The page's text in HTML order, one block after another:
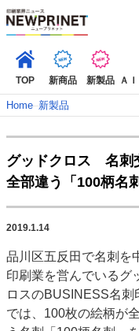
TOP 新商品 新製品 Ａ
TOP
新着記事 特
インタビュー
コレ
SDGs・地域
ポストプレス
市場・統計
人事・移転・
特集記事カテゴリー一覧
Home–新製品
グッドクロス 名刺
全部違う「100柄名
2019.1.14
品川区五反田で名刺を
印刷業を営んでいるグ
ロスのBUSINESS名刺
では、100枚の絵柄が